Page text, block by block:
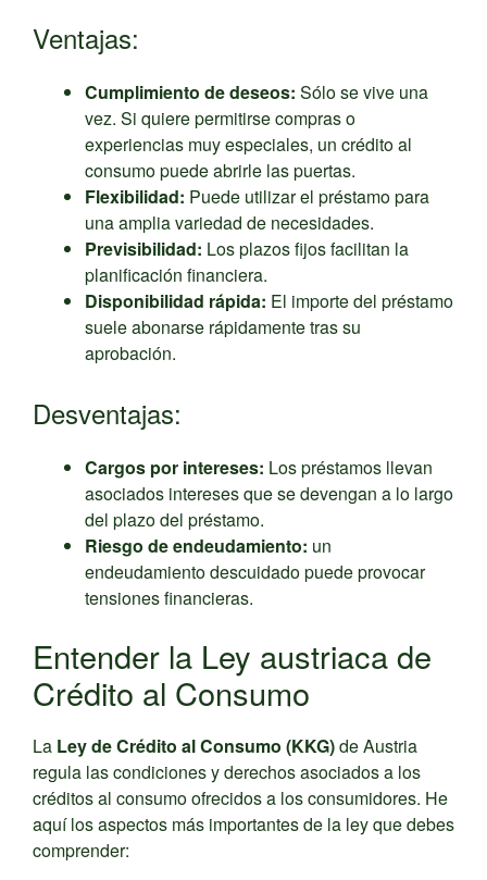
Ventajas:
Cumplimiento de deseos: Sólo se vive una
vez. Si quiere permitirse compras o
experiencias muy especiales, un crédito al
consumo puede abrirle las puertas.
Flexibilidad: Puede utilizar el préstamo para
una amplia variedad de necesidades.
Previsibilidad: Los plazos fijos facilitan la
planificación financiera.
Disponibilidad rápida: El importe del préstamo
suele abonarse rápidamente tras su
aprobación.
Desventajas:
Cargos por intereses: Los préstamos llevan
asociados intereses que se devengan a lo largo
del plazo del préstamo.
Riesgo de endeudamiento: un
endeudamiento descuidado puede provocar
tensiones financieras.
Entender la Ley austriaca de
Crédito al Consumo
La Ley de Crédito al Consumo (KKG)de Austria
regula las condiciones y derechos asociados a los
créditos al consumo ofrecidos a los consumidores. He
aquí los aspectos más importantes de la ley que debes
comprender: